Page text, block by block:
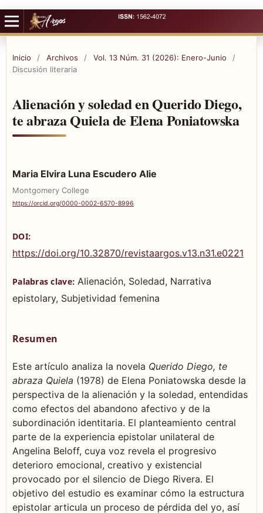
Inicio / Archivos / Vol. 13 Núm. 31 (2026): Enero-Junio
/
Discusión literaria
Alienación y soledad en Querido Diego,
te abraza Quiela de Elena Poniatowska
Maria Elvira Luna Escudero Alie
Montgomery College
https://orcid.org/0000-0002-6570-8996
DOI:
https://doi.org/10.32870/revistaargos.v13.n31.e0221
Palabras clave: Alienación, Soledad, Narrativa
epistolary, Subjetividad femenina
Resumen
Este artículo analiza la novela Querido Diego, te
abraza Quiela (1978) de Elena Poniatowska desde la
perspectiva de la alienación y la soledad, entendidas
como efectos del abandono afectivo y de la
subordinación identitaria. El planteamiento central
parte de la experiencia epistolar unilateral de
Angelina Beloff, cuya voz revela el progresivo
deterioro emocional, creativo y existencial
provocado por el silencio de Diego Rivera. El
objetivo del estudio es examinar cómo la estructura
epistolar articula un proceso de pérdida del yo, así